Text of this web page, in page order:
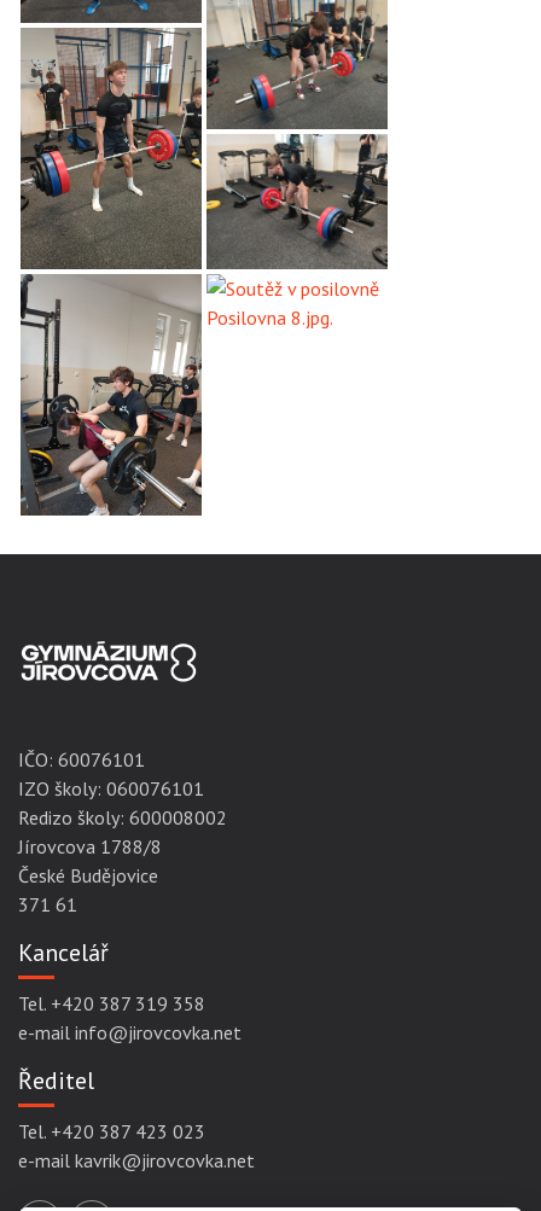
IČO: 60076101
IZO školy: 060076101
Redizo školy: 600008002
Jírovcova 1788/8
České Budějovice
371 61
Kancelář
Tel. +420 387 319 358
e-mail info@jirovcovka.net
Ředitel
Tel. +420 387 423 023
e-mail kavrik@jirovcovka.net